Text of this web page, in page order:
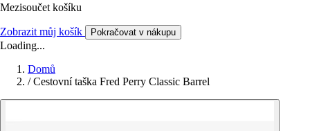
Mezisoučet košíku
Zobrazit můj košík Pokračovat v nákupu
Loading...
Domů
/ Cestovní taška Fred Perry Classic Barrel